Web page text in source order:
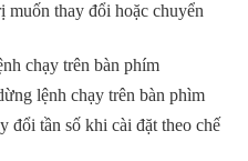
muốn thay đổi hoặc chuyển
chạy trên bàn phím
lệnh chạy trên bàn phìm
đổi tần số khi cài đặt theo chế